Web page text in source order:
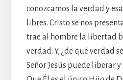
conozcamos la verdad y
libres. Cristo se nos
trae al hombre la libertad
verdad. Y, ¿de qué verdad
Señor Jesús puede liberar